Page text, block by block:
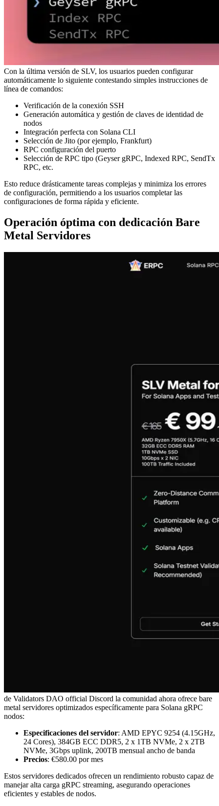
Con la última versión de SLV, los usuarios pueden configurar
automáticamente lo siguiente contestando simples instrucciones de
línea de comandos:
Verificación de la conexión SSH
Generación automática y gestión de claves de identidad de
nodos
Integración perfecta con Solana CLI
Selección de Jito (por ejemplo, Frankfurt)
RPC configuración del puerto
Selección de RPC tipo (Geyser gRPC, Indexed RPC, SendTx
RPC, etc.
Esto reduce drásticamente tareas complejas y minimiza los errores
de configuración, permitiendo a los usuarios completar las
configuraciones de forma rápida y eficiente.
Operación óptima con dedicación Bare
Metal Servidores
de Validators DAO official Discord la comunidad ahora ofrece bare
metal servidores optimizados específicamente para Solana gRPC
nodos:
Especificaciones del servidor: AMD EPYC 9254 (4.15GHz,
24 Cores), 384GB ECC DDR5, 2 x 1TB NVMe, 2 x 2TB
NVMe, 3Gbps uplink, 200TB mensual ancho de banda
Precios: €580.00 por mes
Estos servidores dedicados ofrecen un rendimiento robusto capaz de
manejar alta carga gRPC streaming, asegurando operaciones
eficientes y estables de nodos.